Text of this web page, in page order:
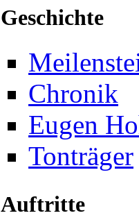
Geschichte
Chronik
Eugen
Tonträger
Auftritte